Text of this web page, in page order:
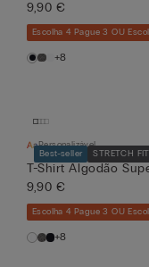
9,90 €
Escolha 4 Pague 3 OU
+8
Best-seller STRETCH FIT
Personalizável
T-Shirt Algodão
9,90 €
Escolha 4 Pague 3 OU
+8